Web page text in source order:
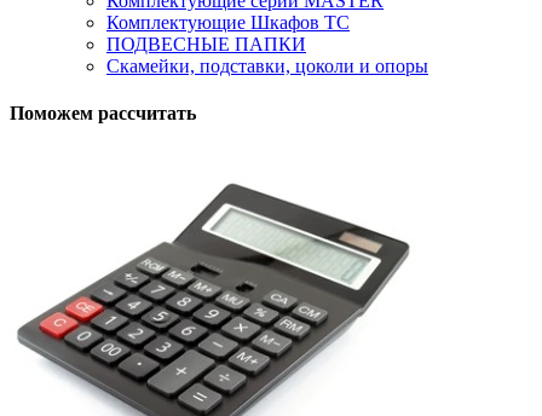
Комплектующие Шкафов ТС
ПОДВЕСНЫЕ ПАПКИ
Скамейки, подставки, цоколи и опоры
Поможем рассчитать